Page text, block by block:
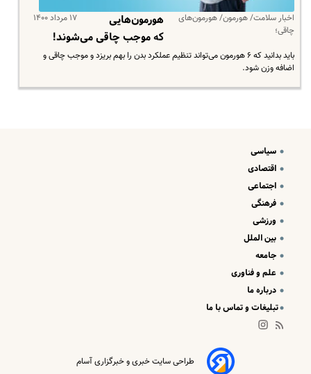
اخبار سلامت/ هورمون/ هورمون‌های
چاقی؛
۱۷ مرداد ۱۴۰۰
هورمون‌هایی
که موجب چاقی می‌شوند!
باید بدانید که ۶ هورمون می‌تواند تنظیم عملکرد بدن را بهم بریزد و موجب چاقی و
اضافه وزن شود.
سیاسی
اقتصادی
اجتماعی
فرهنگی
ورزشی
بین الملل
جامعه
علم و فناوری
درباره ما
تبلیغات و تماس با ما
طراحی سایت خبری و خبرگزاری آسام